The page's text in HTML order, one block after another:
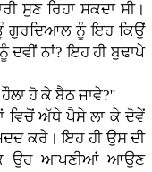
ਸੁਣ ਰਿਹਾ ਸਕਦਾ ਸੀ।
ਗੁਰਦਿਆਲ ਨੂੰ ਇਹ ਕਿਉਂ
ਦਵੀਂ ਨਾਂ? ਇਹ ਹੀ ਬੁਢਾਪੇ
ਹੋ ਕੇ ਬੈਠ ਜਾਵੇ?''
ਵਿਚੋਂ ਅੱਧੇ ਪੈਸੇ ਲਾ ਕੇ ਦੋਵੇਂ
ਕਰੇ। ਇਹ ਹੀ ਉਸ ਦੀ
ਉਹ ਆਪਣੀਆਂ ਆਉਣ